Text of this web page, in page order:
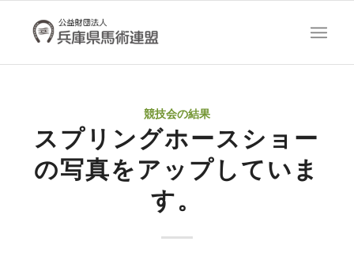
競技会の結果
スプリングホースショー
の写真をアップしていま
す。